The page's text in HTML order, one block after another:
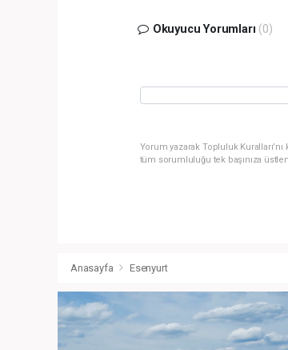
Okuyucu Yorumları (0)
Yorum yazarak Topluluk
tüm sorumluluğu tek başınıza
Anasayfa Esenyurt